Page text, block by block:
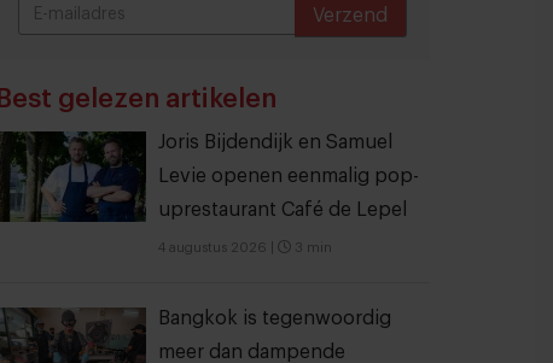
Verzend
Best gelezen artikelen
Joris Bijdendijk en Samuel
Levie openen eenmalig pop-
uprestaurant Café de Lepel
4 augustus 2026 3 min
Bangkok is tegenwoordig
meer dan dampende